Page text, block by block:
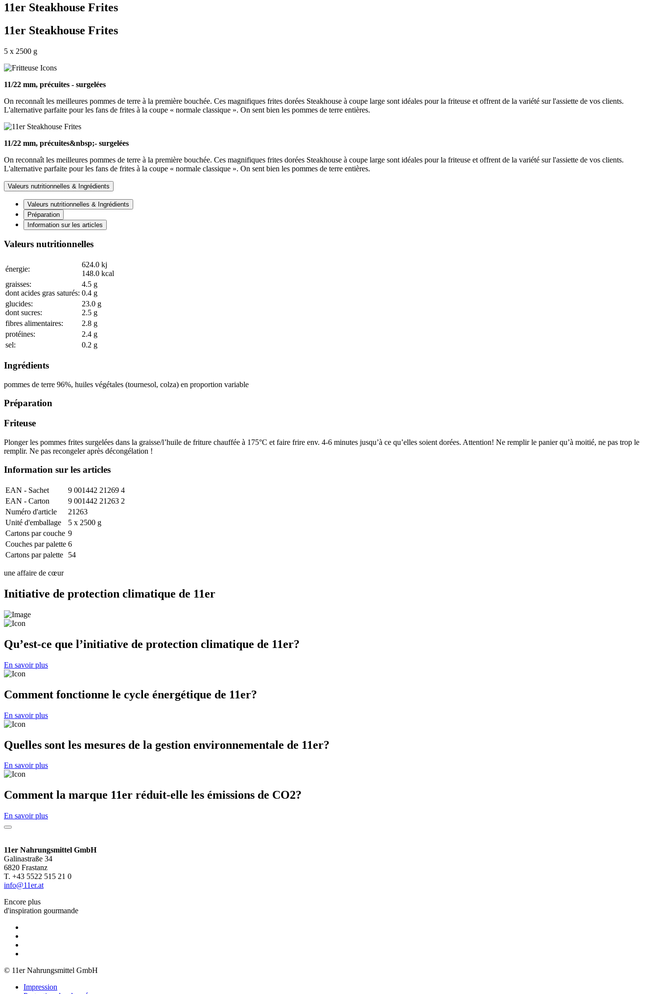
11er Steakhouse Frites
11er Steakhouse Frites
5 x 2500 g
11/22 mm, précuites - surgelées
On reconnaît les meilleures pommes de terre à la première bouchée. Ces magnifiques frites dorées Steakhouse à coupe large sont idéales pour la friteuse et offrent de la variété sur l'assiette de vos clients.
L'alternative parfaite pour les fans de frites à la coupe « normale classique ». On sent bien les pommes de terre entières.
11/22 mm, précuites&nbsp;- surgelées
On reconnaît les meilleures pommes de terre à la première bouchée. Ces magnifiques frites dorées Steakhouse à coupe large sont idéales pour la friteuse et offrent de la variété sur l'assiette de vos clients.
L'alternative parfaite pour les fans de frites à la coupe « normale classique ». On sent bien les pommes de terre entières.
Valeurs nutritionnelles & Ingrédients
Valeurs nutritionnelles & Ingrédients
Préparation
Information sur les articles
Valeurs nutritionnelles
énergie:
624.0 kj
148.0 kcal
graisses:
dont acides gras saturés:
4.5 g
0.4 g
glucides:
dont sucres:
23.0 g
2.5 g
fibres alimentaires:
2.8 g
protéines:
2.4 g
sel:
0.2 g
Ingrédients
pommes de terre 96%, huiles végétales (tournesol, colza) en proportion variable
Préparation
Friteuse
Plonger les pommes frites surgelées dans la graisse/l’huile de friture chauffée à 175°C et faire frire env. 4-6 minutes jusqu’à ce qu’elles soient dorées. Attention! Ne remplir le panier qu’à moitié, ne pas trop le
remplir. Ne pas recongeler après décongélation !
Information sur les articles
EAN - Sachet
9 001442 21269 4
EAN - Carton
9 001442 21263 2
Numéro d'article
21263
Unité d'emballage
5 x 2500 g
Cartons par couche 9
Couches par palette 6
Cartons par palette
54
une affaire de cœur
Initiative de protection climatique de 11er
Qu’est-ce que l’initiative de protection climatique de 11er?
En savoir plus
Comment fonctionne le cycle énergétique de 11er?
En savoir plus
Quelles sont les mesures de la gestion environnementale de 11er?
En savoir plus
Comment la marque 11er réduit-elle les émissions de CO2?
En savoir plus
11er Nahrungsmittel GmbH
Galinastraße 34
6820 Frastanz
T. +43 5522 515 21 0
info@11er.at
Encore plus
d'inspiration gourmande
© 11er Nahrungsmittel GmbH
Impression